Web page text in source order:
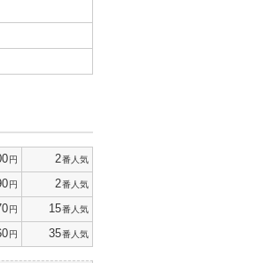
円 2番人気
円 2番人気
円 15番人気
円 35番人気